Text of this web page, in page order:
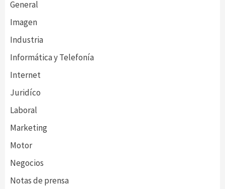
General
Imagen
Industria
Informática y Telefonía
Internet
Juridíco
Laboral
Marketing
Motor
Negocios
Notas de prensa